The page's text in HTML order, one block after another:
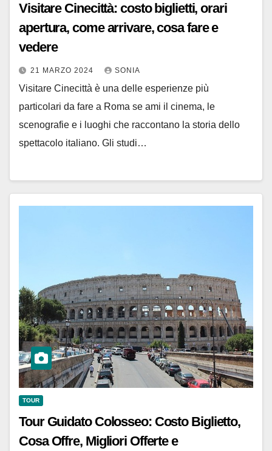
Visitare Cinecittà: costo biglietti, orari
apertura, come arrivare, cosa fare e
vedere
21 MARZO 2024 SONIA
Visitare Cinecittà è una delle esperienze più
particolari da fare a Roma se ami il cinema, le
scenografie e i luoghi che raccontano la storia dello
spettacolo italiano. Gli studi…
TOUR
Tour Guidato Colosseo: Costo Biglietto,
Cosa Offre, Migliori Offerte e